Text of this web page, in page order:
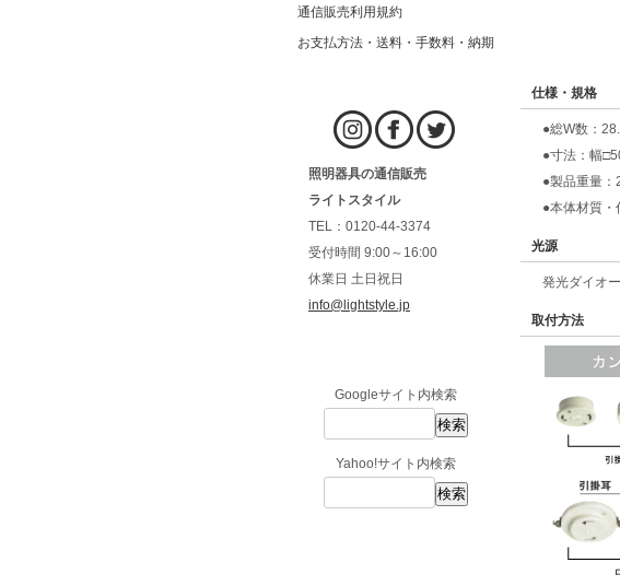
通信販売利用規約
お支払方法・送料・手数料・納期
照明器具の通信販売
ライトスタイル
TEL：0120-44-3374
受付時間 9:00～16:00
休業日 土日祝日
info@lightstyle.jp
Googleサイト内検索
Yahoo!サイト内検索
仕様・規格
●総W数：
●寸法：幅
●製品重量：
●本体材質・
光源
発光ダイオ
取付方法